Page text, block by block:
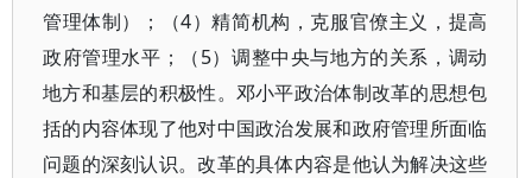
管理体制）；（4）精简机构，克服官僚主义，提高
政府管理水平；（5）调整中央与地方的关系，调动
地方和基层的积极性。邓小平政治体制改革的思想包
括的内容体现了他对中国政治发展和政府管理所面临
问题的深刻认识。改革的具体内容是他认为解决这些